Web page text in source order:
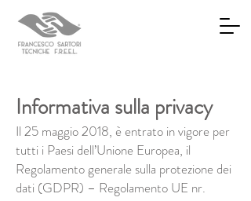
Informativa sulla privacy
Il 25 maggio 2018, è entrato in vigore per
tutti i Paesi dell’Unione Europea, il
Regolamento generale sulla protezione dei
dati (GDPR) – Regolamento UE nr.